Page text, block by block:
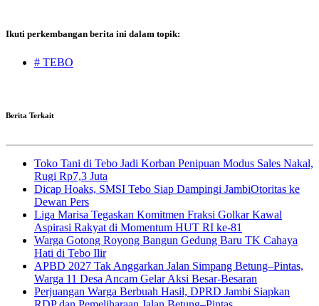
Ikuti perkembangan berita ini dalam topik:
# TEBO
Berita Terkait
Toko Tani di Tebo Jadi Korban Penipuan Modus Sales Nakal,
Rugi Rp7,3 Juta
Dicap Hoaks, SMSI Tebo Siap Dampingi JambiOtoritas ke
Dewan Pers
Liga Marisa Tegaskan Komitmen Fraksi Golkar Kawal
Aspirasi Rakyat di Momentum HUT RI ke-81
Warga Gotong Royong Bangun Gedung Baru TK Cahaya
Hati di Tebo Ilir
APBD 2027 Tak Anggarkan Jalan Simpang Betung–Pintas,
Warga 11 Desa Ancam Gelar Aksi Besar-Besaran
Perjuangan Warga Berbuah Hasil, DPRD Jambi Siapkan